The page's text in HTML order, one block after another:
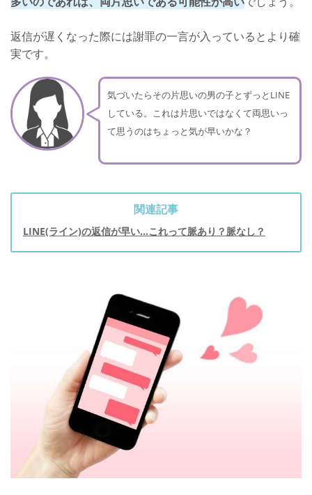
返信が遅くなった際には謝罪の一言が入っているとより確
実です。
気づいたらその片思いの男の子とずっとLINE
している。これは片思いではなくて両思いっ
て思うのはちょっと気が早いかな？
関連記事
LINE(ライン)の返信が早い...これって脈あり？脈なし？